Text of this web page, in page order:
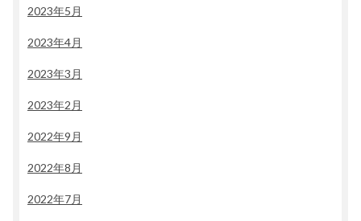
2023年5月
2023年4月
2023年3月
2023年2月
2022年9月
2022年8月
2022年7月